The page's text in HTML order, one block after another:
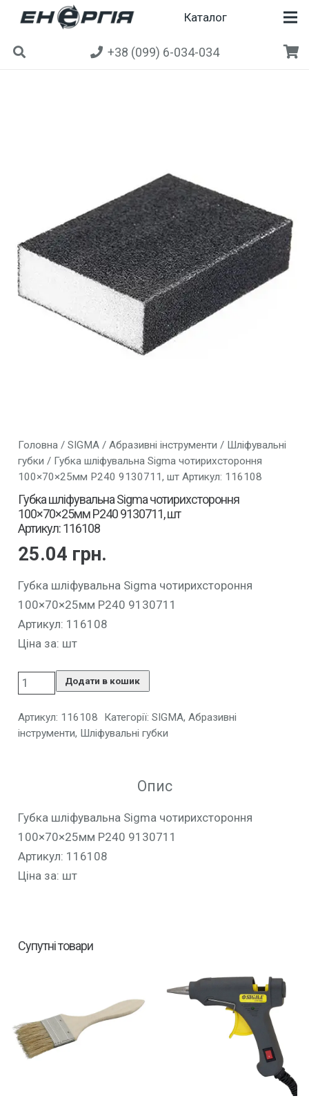
Каталог
+38 (099) 6-034-034
Головна/ SIGMA/ Абразивні інструменти / Шліфувальні
губки / Губка шліфувальна Sigma чотирихстороння
100×70×25мм P240 9130711, шт Артикул: 116108
Губка шліфувальна Sigma чотирихстороння
100×70×25мм P240 9130711, шт
Артикул: 116108
25.04 грн.
Губка шліфувальна Sigma чотирихстороння
100×70×25мм P240 9130711
Артикул: 116108
Ціна за: шт
Додати в кошик
Артикул: 116108 Категорії: SIGMA, Абразивні
інструменти, Шліфувальні губки
Опис
Губка шліфувальна Sigma чотирихстороння
100×70×25мм P240 9130711
Артикул: 116108
Ціна за: шт
Супутні товари